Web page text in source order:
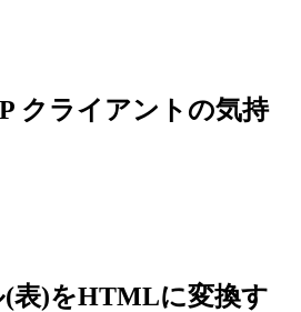
クライアントの気持
表)をHTMLに変換す